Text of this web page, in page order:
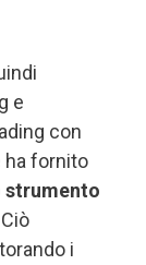
e
con
ha fornito
strumento
i